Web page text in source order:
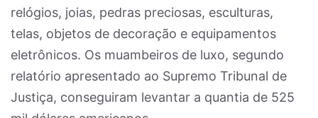
relógios, joias, pedras preciosas, esculturas,
telas, objetos de decoração e equipamentos
eletrônicos. Os muambeiros de luxo, segundo
relatório apresentado ao Supremo Tribunal de
Justiça, conseguiram levantar a quantia de 525